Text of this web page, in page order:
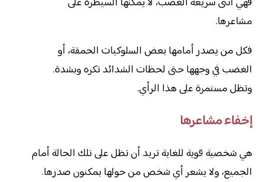
مشاعرها.
فكل من يصدر أمامها بعض السلوكيات الحمقة، أو
الغضب في وجهها حتى لحظات الشدائد تكره وبشدة.
وتظل مستمرة على هذا الرأي.
إخفاء مشاعرها
هي شخصية قوية للغاية تريد أن تظل على تلك الحالة أمام
الجميع، ولا يشعر أي شخص من حولها بمكنون صدرها.